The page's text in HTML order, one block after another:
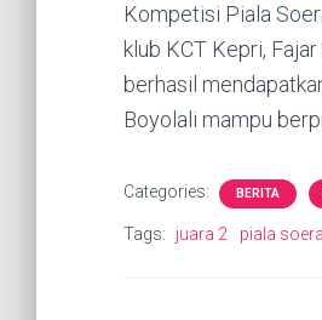
Kompetisi Piala
klub KCT Kepri,
berhasil
Boyolali mampu
Categories: BERITA
Tags: juara 2 piala